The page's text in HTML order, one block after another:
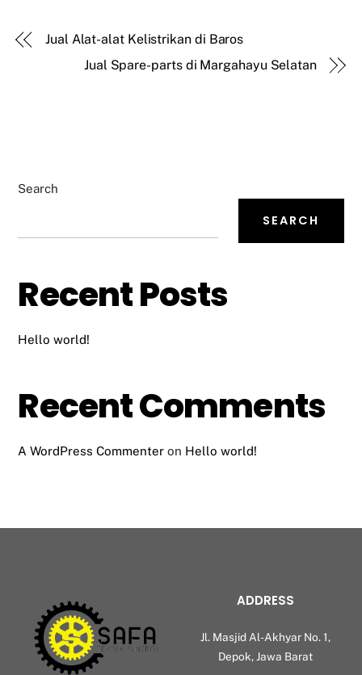
Jual Alat-alat Kelistrikan di Baros
Jual Spare-parts di Margahayu Selatan
Search
SEARCH
Recent Posts
Hello world!
Recent Comments
A WordPress Commenter on Hello world!
ADDRESS
Jl. Masjid Al-Akhyar No. 1,
Depok, Jawa Barat